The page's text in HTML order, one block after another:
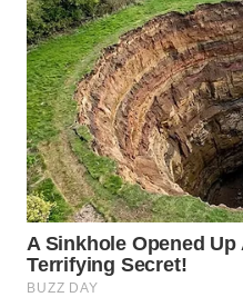
PAKPAK
WN
KARAWANG
WN
BEKASI
WN
BOGOR